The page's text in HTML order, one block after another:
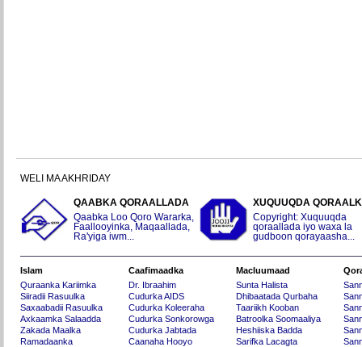
WELI MA AKHRIDAY
QAABKA QORAALLADA
Qaabka Loo Qoro Wararka,
Faallooyinka, Maqaallada,
Ra'yiga iwm...
XUQUUQDA
Copyright: Xuquuqda
qoraallada iyo waxa la
gudboon qorayaasha...
Islam
Quraanka Kariimka
Siiradii Rasuulka
Saxaabadii Rasuulka
Axkaamka Salaadda
Zakada Maalka
Ramadaanka
Caafimaadka
Dr. Ibraahim
Cudurka AIDS
Cudurka Koleeraha
Cudurka Sonkorowga
Cudurka Jabtada
Caanaha Hooyo
Macluumaad
Sunta Halista
Dhibaatada Qurbaha
Taariikh Kooban
Batroolka Soomaaliya
Heshiiska Badda
Sarifka Lacagta